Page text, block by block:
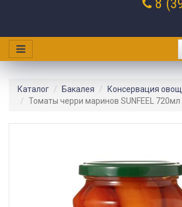
8
Каталог Бакалея
Консервация
Томаты черри маринов SUNFEEL